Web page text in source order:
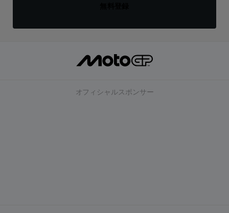
オフィシャルスポンサー